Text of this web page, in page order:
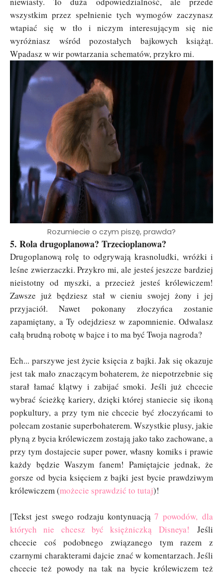
wszystkim przez spełnienie tych wymogów zaczynasz
wtapiać się w tło i niczym interesującym się nie
wyróżniasz wśród pozostałych bajkowych książąt.
Wpadasz w wir powtarzania schematów, przykro mi.
Rozumiecie o czym piszę, prawda?
5. Rola drugoplanowa? Trzecioplanowa?
Drugoplanową rolę to odgrywają krasnoludki, wróżki i
leśne zwierzaczki. Przykro mi, ale jesteś jeszcze bardziej
nieistotny od myszki, a przecież jesteś królewiczem!
Zawsze już będziesz stał w cieniu swojej żony i jej
przyjaciół. Nawet pokonany złoczyńca zostanie
zapamiętany, a Ty odejdziesz w zapomnienie. Odwalasz
całą brudną robotę w bajce i to ma być Twoja nagroda?
Ech... parszywe jest życie księcia z bajki. Jak się okazuje
jest tak mało znaczącym bohaterem, że niepotrzebnie się
starał łamać klątwy i zabijać smoki. Jeśli już chcecie
wybrać ścieżkę kariery, dzięki której staniecie się ikoną
popkultury, a przy tym nie chcecie być złoczyńcami to
polecam zostanie superbohaterem. Wszystkie plusy, jakie
płyną z bycia królewiczem zostają jako tako zachowane, a
przy tym dostajecie super power, własny komiks i prawie
każdy będzie Waszym fanem! Pamiętajcie jednak, że
gorsze od bycia księciem z bajki jest bycie prawdziwym
królewiczem (możecie sprawdzić to tutaj)!
[Tekst jest swego rodzaju kontynuacją7 powodów,dla
których nie chcesz być księżniczką Disneya! Jeśli
chcecie coś podobnego związanego tym razem z
czarnymi charakterami dajcie znać w komentarzach. Jeśli
chcecie też powody na tak na bycie królewiczem też